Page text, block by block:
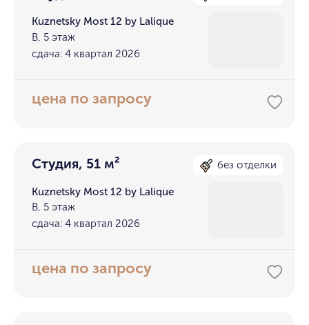
Kuznetsky Most 12 by Lalique
В, 5 этаж
сдача: 4 квартал 2026
цена по запросу
Студия, 51 м² без отделки
Kuznetsky Most 12 by Lalique
В, 5 этаж
сдача: 4 квартал 2026
цена по запросу